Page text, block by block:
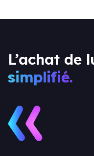
L’achat de
simplifié.